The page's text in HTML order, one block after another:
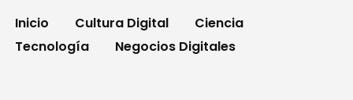
Inicio Cultura Digital
Ciencia
Tecnología
Negocios Digitales